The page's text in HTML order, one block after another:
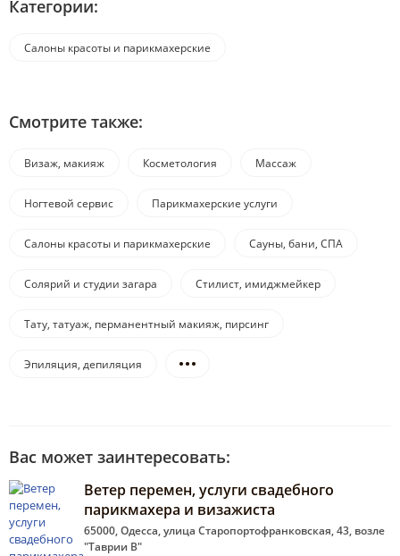
Категории:
Салоны красоты и парикмахерские
Смотрите также:
Визаж, макияж Косметология Массаж
Ногтевой сервис Парикмахерские услуги
Салоны красоты и парикмахерские Сауны, бани, СПА
Солярий и студии загара Стилист, имиджмейкер
Тату, татуаж, перманентный макияж, пирсинг
Эпиляция, депиляция
Вас может заинтересовать:
Ветер перемен, услуги свадебного
парикмахера и визажиста
65000, Одесса, улица Старопортофранковская, 43, возле
"Таврии В"